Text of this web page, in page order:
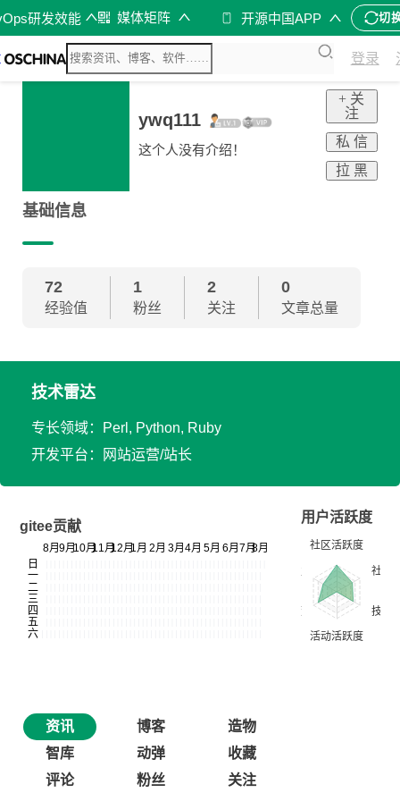
研发效能 媒体矩阵 开源中国APP 切
登录
ywq111
这个人没有介绍！
+ 关
注
私 信
拉 黑
基础信息
72
经验值
1
粉丝
2
关注
0
文章总量
技术雷达
专长领域：Perl, Python, Ruby
开发平台：网站运营/站长
gitee贡献
用户活跃度
资讯 博客
造物
智库
动弹
收藏
评论
粉丝 关注